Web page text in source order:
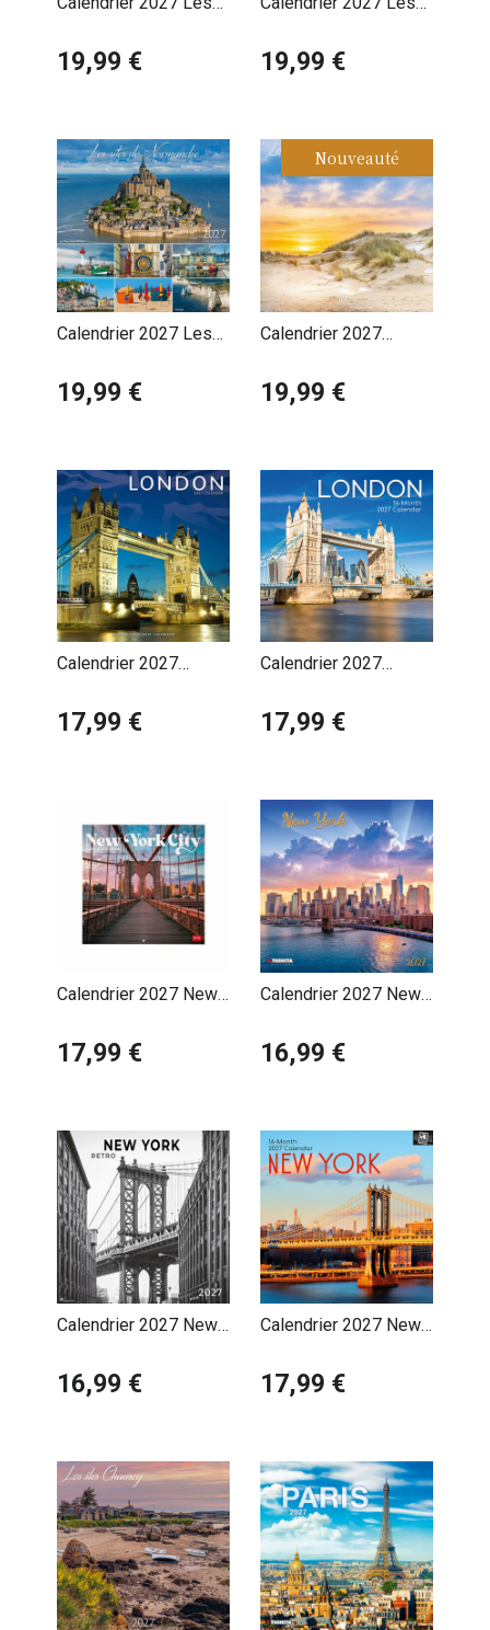
Falaises Etretat
19,99 €
Honfleur
19,99 €
Calendrier 2027 Les
Le Mont Saint Michel
19,99 €
Nouveauté
Calendrier 2027
France
19,99 €
Calendrier 2027
17,99 €
Calendrier 2027
17,99 €
Calendrier 2027 New
17,99 €
Calendrier 2027 New
Poster Offert
16,99 €
Calendrier 2027 New
Poster Offert
16,99 €
Calendrier 2027 New
17,99 €